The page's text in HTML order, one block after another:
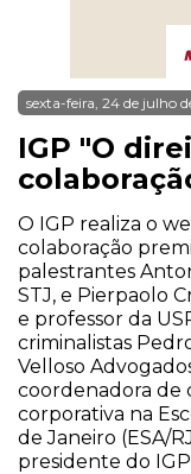
sexta-feira, 24 de julho
IGP "O
O IGP realiza o
colaboração
palestrantes
STJ, e Pierpaolo
e professor da
criminalistas
Velloso
coordenadora de
corporativa na
de Janeiro (ESA/
presidente do